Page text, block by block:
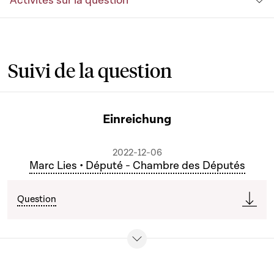
Suivi de la question
Einreichung
2022-12-06
Marc Lies • Député - Chambre des Députés
Question